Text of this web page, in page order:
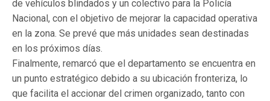
de vehículos blindados y un colectivo para la Policía
Nacional, con el objetivo de mejorar la capacidad operativa
en la zona. Se prevé que más unidades sean destinadas
en los próximos días.
Finalmente, remarcó que el departamento se encuentra en
un punto estratégico debido a su ubicación fronteriza, lo
que facilita el accionar del crimen organizado, tanto con